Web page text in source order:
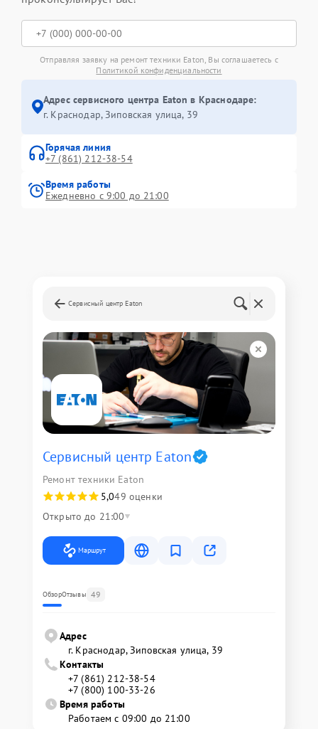
Отправляя заявку на ремонт техники Eaton, Вы соглашаетесь с
Политикой конфиденциальности
Адрес сервисного центра Eaton в Краснодаре:
г. Краснодар, Зиповская улица, 39
Горячая линия
+7 (861) 212-38-54
Время работы
Ежедневно с 9:00 до 21:00
Сервисный центр Eaton
Сервисный центр Eaton
Ремонт техники Eaton
5,049 оценки
Открыто до 21:00
Маршрут
ОбзорОтзывы 49
Адрес
г. Краснодар, Зиповская улица, 39
Контакты
+7 (861) 212-38-54
+7 (800) 100-33-26
Время работы
Работаем с 09:00 до 21:00